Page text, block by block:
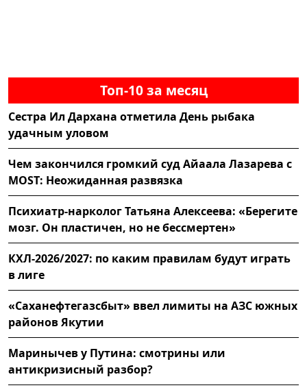
Топ-10 за месяц
Сестра Ил Дархана отметила День рыбака
удачным уловом
Чем закончился громкий суд Айаала Лазарева с
MOST: Неожиданная развязка
Психиатр-нарколог Татьяна Алексеева: «Берегите
мозг. Он пластичен, но не бессмертен»
КХЛ-2026/2027: по каким правилам будут играть
в лиге
«Саханефтегазсбыт» ввел лимиты на АЗС южных
районов Якутии
Маринычев у Путина: смотрины или
антикризисный разбор?